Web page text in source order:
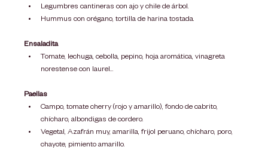
Legumbres cantineras con ajo y chile de árbol.
Hummus con orégano, tortilla de harina tostada.
Ensaladita
Tomate, lechuga, cebolla, pepino, hoja aromática, vinagreta
norestense con laurel…
Paellas
Campo, tomate cherry (rojo y amarillo), fondo de cabrito,
chícharo, albondigas de cordero.
Vegetal, Azafrán muy, amarilla, frijol peruano, chícharo, poro,
chayote, pimiento amarillo.